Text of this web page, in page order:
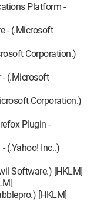
Platform -
- (.Microsoft
Corporation.)
- (.Microsoft
Corporation.)
Plugin -
(.Yahoo! Inc..)
Software.) [HKLM]
[HKLM]